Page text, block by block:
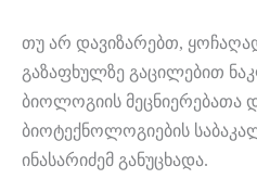
თუ არ დავიზარებთ,
გაზაფხულზე გაცილებით
ბიოლოგიის მეცნიერებათა
ბიოტექნოლოგიების
ინასარიძემ განუცხადა.